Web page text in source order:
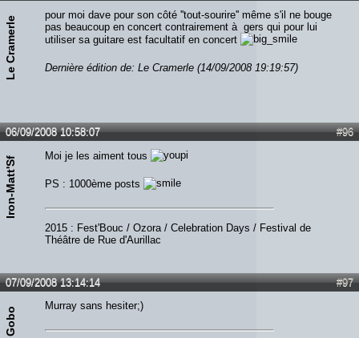
Le Cramerle
pour moi dave pour son côté ''tout-sourire'' même s'il ne bouge
pas beaucoup en concert contrairement à gers qui pour lui
utiliser sa guitare est facultatif en concert
Dernière édition de: Le Cramerle (14/09/2008 19:19:57)
#96
06/09/2008 10:58:07
Iron-Matt'Sf Moi je les aiment tous
PS : 1000ème posts
2015 : Fest'Bouc / Ozora / Celebration Days / Festival de
Théâtre de Rue d'Aurillac
#97
07/09/2008 13:14:14
Gobo
Murray sans hesiter;)